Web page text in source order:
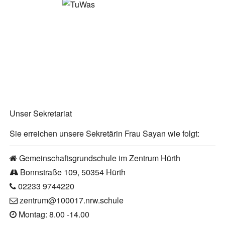
Unser Sekretariat
Sie erreichen unsere Sekretärin Frau Sayan wie folgt:
Gemeinschaftsgrundschule im Zentrum Hürth
Bonnstraße 109, 50354 Hürth
02233 9744220
zentrum@100017.nrw.schule
Montag: 8.00 -14.00